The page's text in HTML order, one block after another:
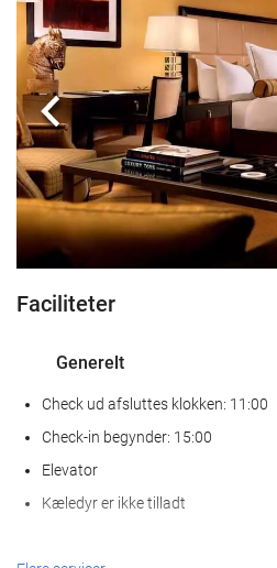
Previous
Faciliteter
Generelt
Check ud afsluttes klokken: 11:00
Check-in begynder: 15:00
Elevator
Kæledyr er ikke tilladt
Wellness